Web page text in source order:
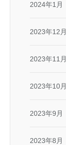
2024年1月
2023年12月
2023年11月
2023年10月
2023年9月
2023年8月